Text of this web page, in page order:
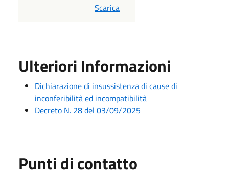
PDF
Scarica
Ulteriori Informazioni
Dichiarazione di insussistenza di cause di
inconferibilità ed incompatibilità
Decreto N. 28 del 03/09/2025
Punti di contatto